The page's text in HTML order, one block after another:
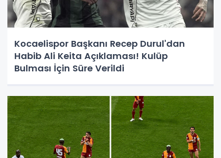
Kocaelispor Başkanı Recep Durul'dan
Habib Ali Keita Açıklaması! Kulüp
Bulması İçin Süre Verildi